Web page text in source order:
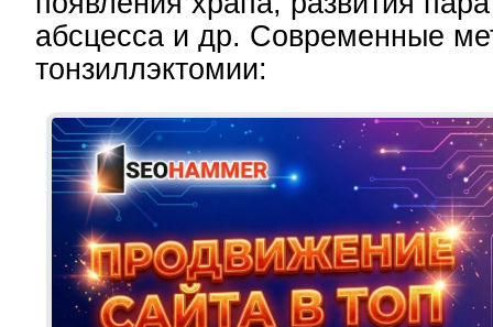
абсцесса и др. Современные
тонзиллэктомии: